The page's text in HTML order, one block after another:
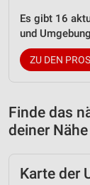
Es gibt 16
und
ZU DEN
Finde das
deiner Nähe
Karte der